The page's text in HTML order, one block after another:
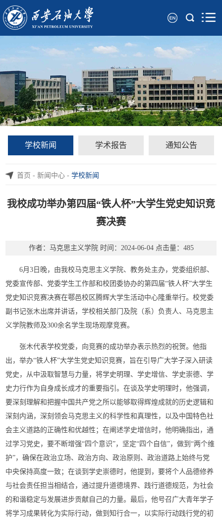
学校新闻 学术报告 通知公告
首页-新闻中心-学校新闻
我校成功举办第四届“铁人杯”大学生党史知识竞
赛决赛
作者：马克思主义学院 时间：2024-06-04 点击量： 485
6月3日晚，由我校马克思主义学院、教务处主办，党委组织部、
党委宣传部、党委学生工作部和校团委协办的第四届“铁人杯”大学生
党史知识竞赛决赛在鄠邑校区腾辉大学生活动中心隆重举行。校党委
副书记张木出席并讲话，学校相关部门及院（系）负责人、马克思主
义学院教师及300余名学生现场观摩竞赛。
张木代表学校党委，向竞赛的成功举办表示热烈的祝贺。他指
出，举办“铁人杯”大学生党史知识竞赛，旨在引导广大学子深入研读
党史，从中汲取智慧与力量，将学史明理、学史增信、学史崇德、学
史力行作为自身成长成才的重要指引。在谈及学史明理时，他强调，
要深刻理解和把握中国共产党之所以能够取得辉煌成就的历史逻辑和
深刻内涵，深刻领会马克思主义的科学性和真理性，以及中国特色社
会主义道路的正确性和优越性；在阐述学史增信时，他明确指出，通
过学习党史，要不断增强“四个意识”，坚定“四个自信”，做到“两个维
护”，确保在政治立场、政治方向、政治原则、政治道路上始终与党
中央保持高度一致；在谈到学史崇德时，他提到，要将个人品德修养
与社会责任担当相结合，通过提升道德境界、践行道德规范，为社会
的和谐稳定与发展进步贡献自己的力量。最后，他号召广大青年学子
将学习成果转化为实际行动，做到知行合一，以实际行动践行党的初